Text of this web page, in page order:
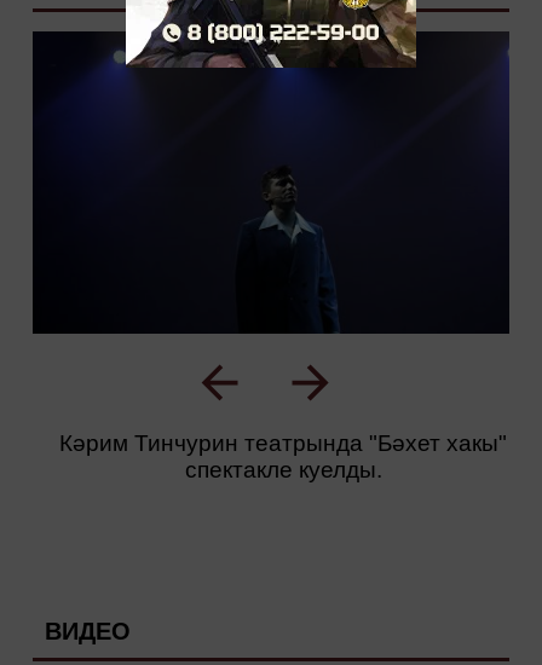
Кәрим Тинчурин театрында "Бәхет хакы"
спектакле куелды.
ВИДЕО